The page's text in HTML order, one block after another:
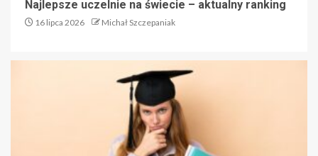
Najlepsze uczelnie na świecie – aktualny ranking
16 lipca 2026 Michał Szczepaniak